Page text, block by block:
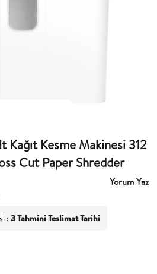
Kağıt Kesme Makinesi 312
Cut Paper Shredder
Yorum Yaz
: 3 Tahmini Teslimat Tarihi